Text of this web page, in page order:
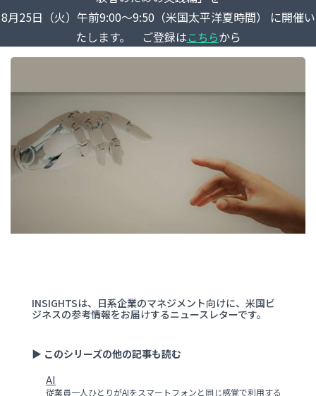
8月25日（火）午前9:00～9:50（米国太平洋夏時間） に開催い
たします。 ご登録はこちらから
INSIGHTSは、日系企業のマネジメント向けに、米国ビ
ジネスの参考情報をお届けするニュースレターです。
▶ このシリーズの他の記事も読む
AI
従業員一人ひとりがAIをスマートフォンと同じ感覚で利用する